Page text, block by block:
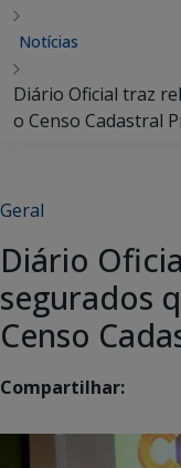
Notícias
Diário Oficial traz
o Censo Cadastral
Geral
Diário
segurados
Censo
Compartilhar: